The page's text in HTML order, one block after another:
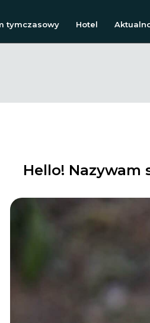
tymczasowy Hotel
Hello! Nazywam